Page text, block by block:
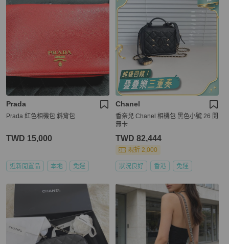
Prada
Prada 紅色相機包 斜背包
TWD 15,000
近新閒置品 本地 免運
Chanel
香奈兒 Chanel 相機包 黑色小號 26 開
無卡
TWD 82,444
現折 2,000
狀況良好 香港 免運